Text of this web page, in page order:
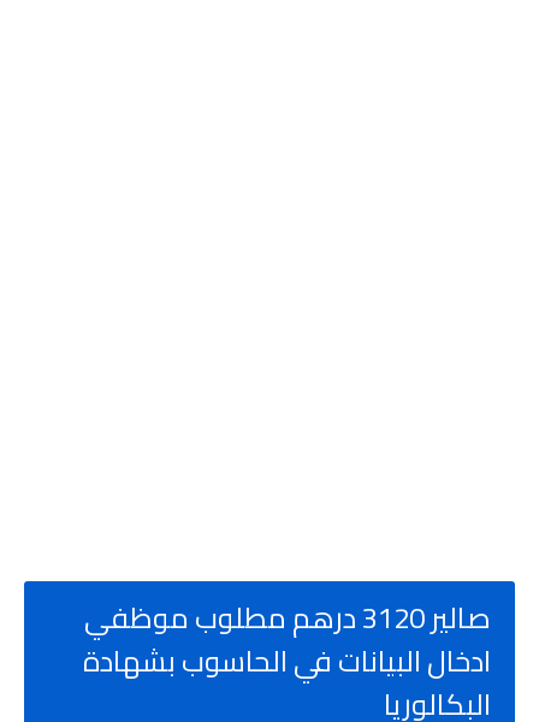
صالير 3120 درهم مطلوب موظفي
ادخال البيانات في الحاسوب بشهادة
البكالوريا